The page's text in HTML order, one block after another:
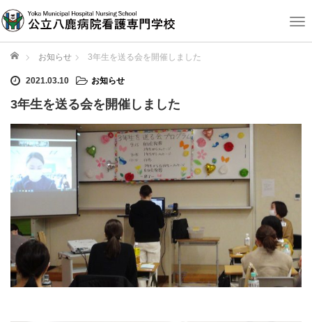
T
a
t
ホーム お知らせ 3年生を送る会を開催しました
2021.03.10 お知らせ
3年生を送る会を開催しました